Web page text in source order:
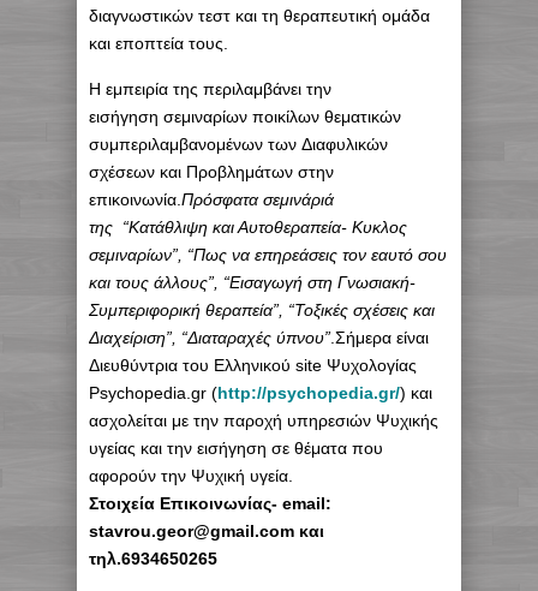
διαγνωστικών τεστ και τη θεραπευτική ομάδα
και εποπτεία τους.
Η εμπειρία της περιλαμβάνει την
εισήγηση σεμιναρίων ποικίλων θεματικών
συμπεριλαμβανομένων των Διαφυλικών
σχέσεων και Προβλημάτων στην
επικοινωνία. Πρόσφατα σεμινάριά
της “Κατάθλιψη και Αυτοθεραπεία- Κυκλος
σεμιναρίων”, “Πως να επηρεάσεις τον εαυτό σου
και τους άλλους”, “Εισαγωγή στη Γνωσιακή-
Συμπεριφορική θεραπεία”, “Τοξικές σχέσεις και
Διαχείριση”, “Διαταραχές ύπνου” .Σήμερα είναι
Διευθύντρια του Ελληνικού site Ψυχολογίας
Psychopedia.gr (http://psychopedia.gr/) και
ασχολείται με την παροχή υπηρεσιών Ψυχικής
υγείας και την εισήγηση σε θέματα που
αφορούν την Ψυχική υγεία.
Στοιχεία Επικοινωνίας- email:
stavrou.geor@gmail.com και
τηλ.6934650265